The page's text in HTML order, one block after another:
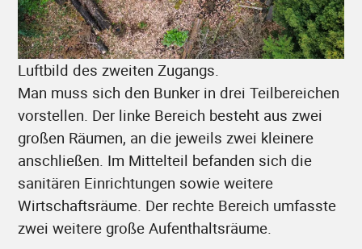
Luftbild des zweiten Zugangs.
Man muss sich den Bunker in drei Teilbereichen
vorstellen. Der linke Bereich besteht aus zwei
großen Räumen, an die jeweils zwei kleinere
anschließen. Im Mittelteil befanden sich die
sanitären Einrichtungen sowie weitere
Wirtschaftsräume. Der rechte Bereich umfasste
zwei weitere große Aufenthaltsräume.